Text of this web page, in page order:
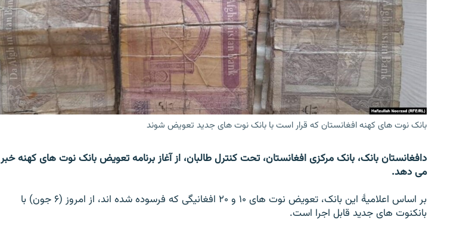
بانک نوت های کهنه افغانستان که قرار است با بانک نوت های جدید تعویض شوند
دافغانستان بانک، بانک مرکزی افغانستان، تحت کنترل طالبان، از آغاز برنامه تعویض بانک نوت های کهنه خبر
می دهد.
بر اساس اعلامیۀ این بانک، تعویض نوت های ۱۰ و ۲۰ افغانیگی که فرسوده شده اند، از امروز (۶ جون) با
بانکنوت های جدید قابل اجرا است.